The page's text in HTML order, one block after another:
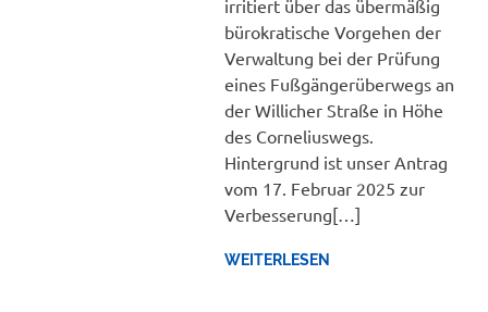
irritiert über das übermäßig
bürokratische Vorgehen der
Verwaltung bei der Prüfung
eines Fußgängerüberwegs an
der Willicher Straße in Höhe
des Corneliuswegs.
Hintergrund ist unser Antrag
vom 17. Februar 2025 zur
Verbesserung[…]
WEITERLESEN